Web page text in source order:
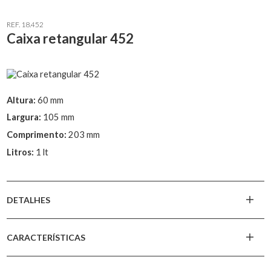
REF. 18.452
Caixa retangular 452
Altura: 60 mm
Largura: 105 mm
Comprimento: 203 mm
Litros: 1 lt
DETALHES
CARACTERÍSTICAS